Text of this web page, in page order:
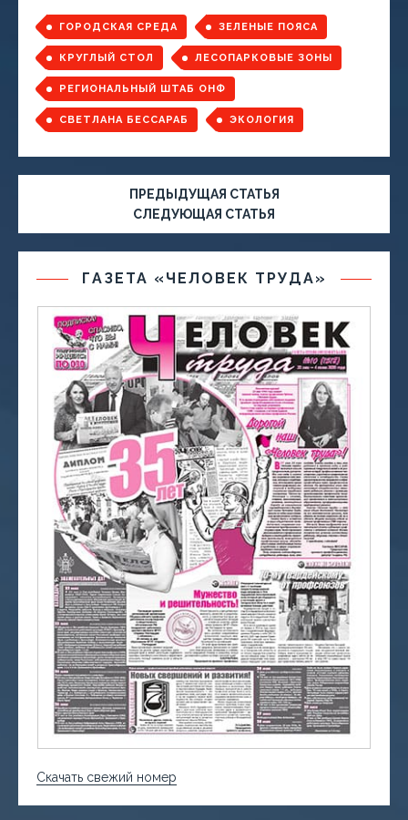
ГОРОДСКАЯ СРЕДА ЗЕЛЕНЫЕ ПОЯСА
КРУГЛЫЙ СТОЛ ЛЕСОПАРКОВЫЕ ЗОНЫ
РЕГИОНАЛЬНЫЙ ШТАБ ОНФ
СВЕТЛАНА БЕССАРАБ ЭКОЛОГИЯ
ПРЕДЫДУЩАЯ СТАТЬЯ
СЛЕДУЮЩАЯ СТАТЬЯ
ГАЗЕТА «ЧЕЛОВЕК ТРУДА»
Скачать свежий номер